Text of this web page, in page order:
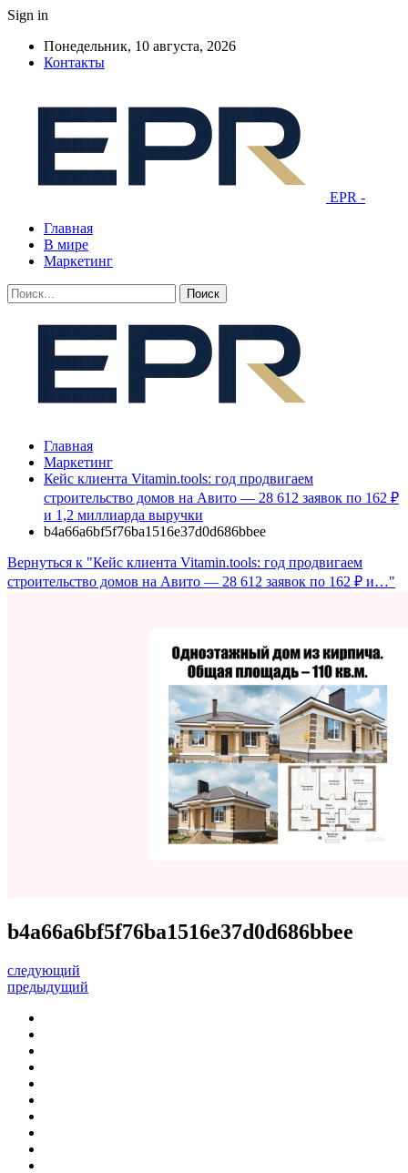
Sign in
Понедельник, 10 августа, 2026
Контакты
EPR -
Главная
В мире
Маркетинг
Главная
Маркетинг
Кейс клиента Vitamin.tools: год продвигаем
строительство домов на Авито — 28 612 заявок по 162 ₽
и 1,2 миллиарда выручки
b4a66a6bf5f76ba1516e37d0d686bbee
Вернуться к "Кейс клиента Vitamin.tools: год продвигаем
строительство домов на Авито — 28 612 заявок по 162 ₽ и…"
b4a66a6bf5f76ba1516e37d0d686bbee
следующий
предыдущий